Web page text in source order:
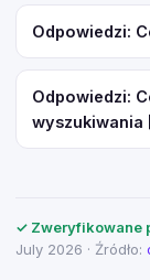
Odpowiedzi:
Odpowiedzi:
wyszukiwania
✓ Zweryfikowane
July 2026 · Źródło: